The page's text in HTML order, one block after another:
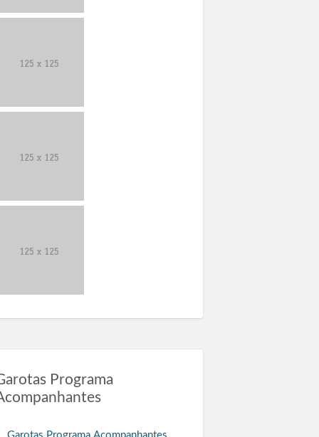
Programa